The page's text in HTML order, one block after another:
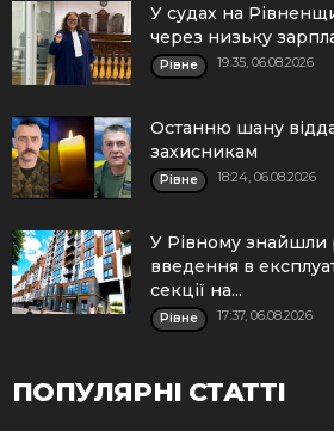
У судах на
через низьку
Рівне 19:35, 06.08.2026
Останню шану
захисникам
Рівне 18:24, 06.08.2026
У Рівному знайшли
введення в
секції на...
Рівне 17:37, 06.08.2026
ПОПУЛЯРНІ СТАТТІ